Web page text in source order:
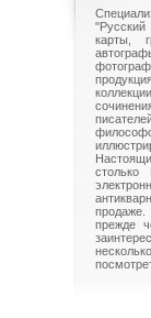
"Русский
карты,
столько
прежде